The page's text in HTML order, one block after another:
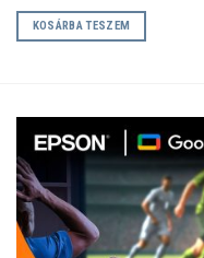
KOSÁRBA TESZEM